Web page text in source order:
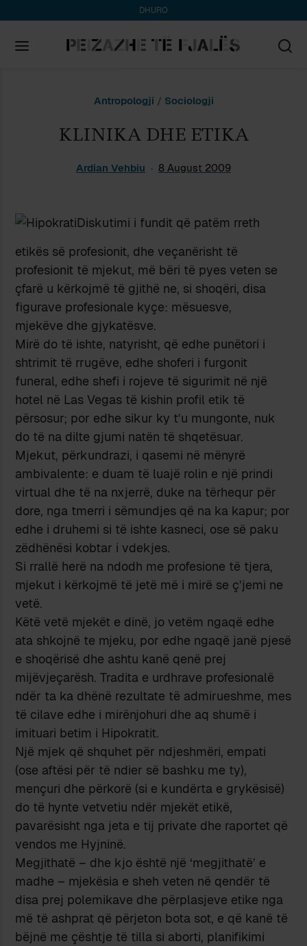
DHURO
Antropologji / Sociologji
KLINIKA DHE ETIKA
Ardian Vehbiu 8 August 2009
Diskutimi i fundit që patëm rreth
etikës së profesionit, dhe veçanërisht të
profesionit të mjekut, më bëri të pyes veten se
çfarë u kërkojmë të gjithë ne, si shoqëri, disa
figurave profesionale kyçe: mësuesve,
mjekëve dhe gjykatësve.
Mirë do të ishte, natyrisht, që edhe punëtori i
shtrimit të rrugëve, edhe shoferi i furgonit
funeral, edhe shefi i rojeve të sigurimit në një
hotel në Las Vegas të kishin profil etik të
përsosur; por edhe sikur ky t’u mungonte, nuk
do të na dilte gjumi natën të shqetësuar.
Mjekut, përkundrazi, i qasemi në mënyrë
ambivalente: e duam të luajë rolin e një prindi
virtual dhe të na nxjerrë, duke na tërhequr për
dore, nga tmerri i sëmundjes që na ka kapur; por
edhe i druhemi si të ishte kasneci, ose së paku
zëdhënësi kobtar i vdekjes.
Si rrallë herë na ndodh me profesione të tjera,
mjekut i kërkojmë të jetë më i mirë se ç’jemi ne
vetë.
Këtë vetë mjekët e dinë, jo vetëm ngaqë edhe
ata shkojnë te mjeku, por edhe ngaqë janë pjesë
e shoqërisë dhe ashtu kanë qenë prej
mijëvjeçarësh. Tradita e urdhrave profesionalë
ndër ta ka dhënë rezultate të admirueshme, mes
të cilave edhe i mirënjohuri dhe aq shumë i
imituari betim i Hipokratit.
Një mjek që shquhet për ndjeshmëri, empati
(ose aftësi për të ndier së bashku me ty),
mençuri dhe përkorë (si e kundërta e grykësisë)
do të hynte vetvetiu ndër mjekët etikë,
pavarësisht nga jeta e tij private dhe raportet që
vendos me Hyjninë.
Megjithatë – dhe kjo është një ‘megjithatë’ e
madhe – mjekësia e sheh veten në qendër të
disa prej polemikave dhe përplasjeve etike nga
më të ashprat që përjeton bota sot, e që kanë të
bëjnë me çështje të tilla si aborti, planifikimi